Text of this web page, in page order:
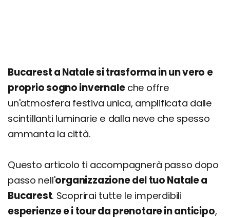
Bucarest a Natale si trasforma in un vero e
proprio sogno invernaleche offre
un'atmosfera festiva unica, amplificata dalle
scintillanti luminarie e dalla neve che spesso
ammanta la città.
Questo articolo ti accompagnerà passo dopo
passo nell'organizzazione del tuo Natale a
Bucarest. Scoprirai tutte le imperdibili
esperienze e i tour da prenotare in anticipo,